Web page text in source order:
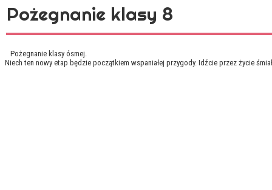
Pożegnanie klasy ósmej.
Niech ten nowy etap będzie początkiem wspaniałej przygody. Idźcie przez życie
Pożegnanie klasy 8